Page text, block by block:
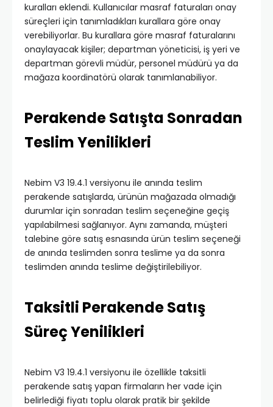
kuralları eklendi. Kullanıcılar masraf faturaları onay
süreçleri için tanımladıkları kurallara göre onay
verebiliyorlar. Bu kurallara göre masraf faturalarını
onaylayacak kişiler; departman yöneticisi, iş yeri ve
departman görevli müdür, personel müdürü ya da
mağaza koordinatörü olarak tanımlanabiliyor.
Perakende Satışta Sonradan
Teslim Yenilikleri
Nebim V3 19.4.1 versiyonu ile anında teslim
perakende satışlarda, ürünün mağazada olmadığı
durumlar için sonradan teslim seçeneğine geçiş
yapılabilmesi sağlanıyor. Aynı zamanda, müşteri
talebine göre satış esnasında ürün teslim seçeneği
de anında teslimden sonra teslime ya da sonra
teslimden anında teslime değiştirilebiliyor.
Taksitli Perakende Satış
Süreç Yenilikleri
Nebim V3 19.4.1 versiyonu ile özellikle taksitli
perakende satış yapan firmaların her vade için
belirlediği fiyatı toplu olarak pratik bir şekilde